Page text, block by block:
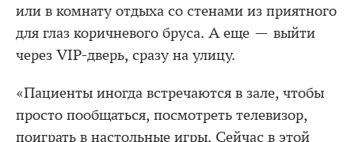
или в комнату отдыха со стенами из приятного
для глаз коричневого бруса. А еще — выйти
через VIP-дверь, сразу на улицу.
«Пациенты иногда встречаются в зале, чтобы
просто пообщаться, посмотреть телевизор,
поиграть в настольные игры. Сейчас в этой